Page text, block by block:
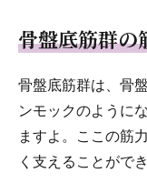
骨盤底筋群の
骨盤底筋群は、骨
ンモックのように
ますよ。ここの筋
く支えることがで